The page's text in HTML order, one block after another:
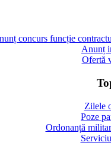
concurs funcție
Anunț
Ofertă
Zilele
Poze
Ordonanță